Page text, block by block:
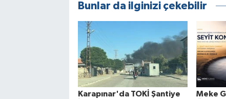
Bunlar da ilginizi çekebilir
Karapınar'da TOKİ Şantiye
Meke